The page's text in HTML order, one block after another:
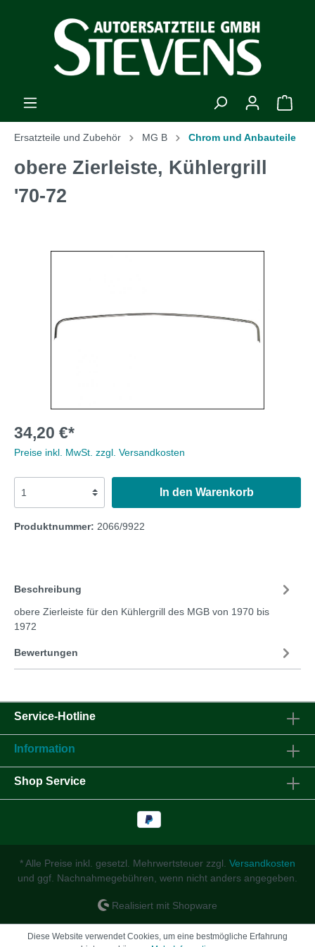
Ersatzteile und Zubehör MG B Chrom und Anbauteile
obere Zierleiste, Kühlergrill
'70-72
34,20 €*
Preise inkl. MwSt. zzgl. Versandkosten
In den Warenkorb
Produktnummer: 2066/9922
Beschreibung
obere Zierleiste für den Kühlergrill des MGB von 1970 bis
1972
Bewertungen
Service-Hotline
Information
Shop Service
* Alle Preise inkl. gesetzl. Mehrwertsteuer zzgl. Versandkosten
und ggf. Nachnahmegebühren, wenn nicht anders angegeben.
Realisiert mit Shopware
Diese Website verwendet Cookies, um eine bestmögliche Erfahrung